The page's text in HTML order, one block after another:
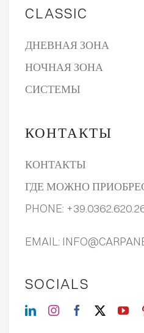
CLASSIC
ДНЕВНАЯ ЗОНА
НОЧНАЯ ЗОНА
СИСТЕМЫ
КОНТАКТЫ
КОНТАКТЫ
ГДЕ МОЖНО
PHONE:
EMAIL:
SOCIALS